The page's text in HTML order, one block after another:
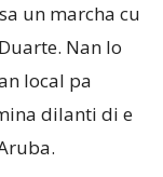
un marcha cu
Nan lo
local pa
dilanti di e